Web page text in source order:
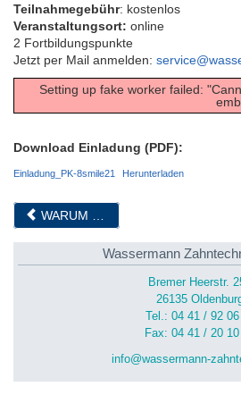
Teilnahmegebühr: kostenlos
Veranstaltungsort: online
2 Fortbildungspunkte
Jetzt per Mail anmelden:
Setting up fake worker failed:
Download Einladung (PDF):
Einladung_PK-8smile21 Herunterladen
Wassermann
Bremer Heerstr.
26135
Tel.: 04 41 / 92 06
Fax: 04 41 / 20
info@wassermann-